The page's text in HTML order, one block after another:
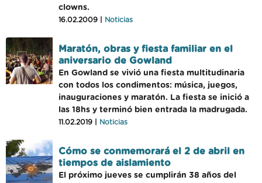
clowns.
16.02.2009 | Noticias
Maratón, obras y fiesta familiar en el
aniversario de Gowland
En Gowland se vivió una fiesta multitudinaria
con todos los condimentos: música, juegos,
inauguraciones y maratón. La fiesta se inició a
las 18hs y terminó bien entrada la madrugada.
11.02.2019 | Noticias
Cómo se conmemorará el 2 de abril en
tiempos de aislamiento
El próximo jueves se cumplirán 38 años del